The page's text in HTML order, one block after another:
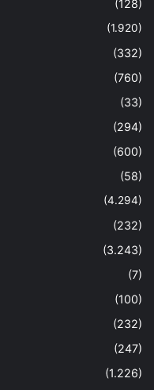
(128)
(1.920)
(332)
(760)
(33)
(294)
(600)
(58)
(4.294)
(232)
(3.243)
(7)
(100)
(232)
(247)
(1.226)